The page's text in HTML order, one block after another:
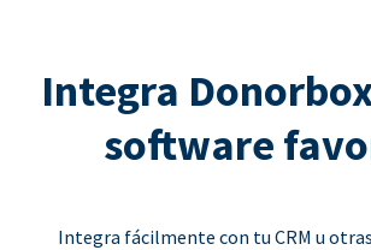
Integra
software
Integra fácilmente con tu CRM u